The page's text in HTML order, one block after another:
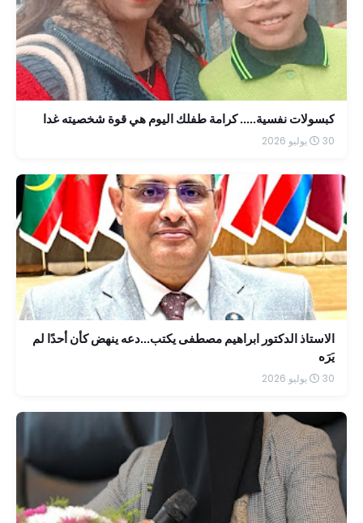
كبسولات نفسية..... كرامة طفلك اليوم هي قوة شخصيته غدا
30 يوليو 2026
الاستاذ الدكتور ابراهيم مصطفى يكتب...دعه ينهض كأن أحدًا لم
يَرَه
30 يوليو 2026